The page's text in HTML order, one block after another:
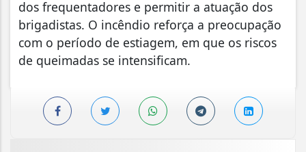
dos frequentadores e permitir a atuação dos
brigadistas. O incêndio reforça a preocupação
com o período de estiagem, em que os riscos
de queimadas se intensificam.